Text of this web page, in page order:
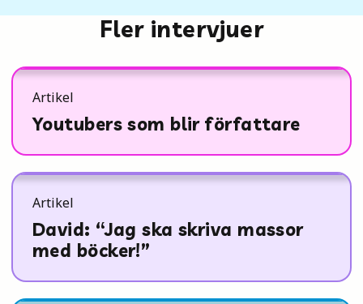
Fler intervjuer
Youtubers som blir författare
Artikel
David: “Jag ska skriva massor
med böcker!”
Artikel